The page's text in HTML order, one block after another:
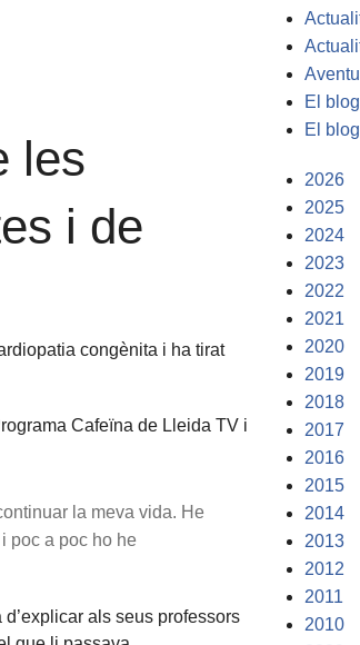
les
i de
congènita i ha tirat
Cafeïna de Lleida TV i
la meva vida. He
poc a poc ho he
als seus professors
El
El
2026
2025
2024
2023
2022
2021
2020
2019
2018
2017
2016
2015
2014
2013
2012
2011
2010